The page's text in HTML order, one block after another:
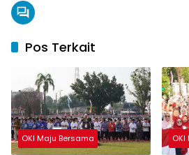
Pos Terkait
OKI Maju Bersama